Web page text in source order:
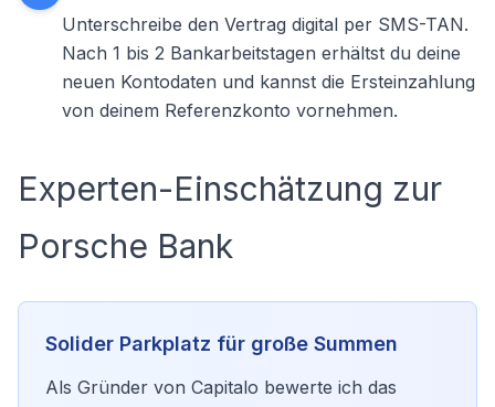
Unterschreibe den Vertrag digital per SMS-TAN.
Nach 1 bis 2 Bankarbeitstagen erhältst du deine
neuen Kontodaten und kannst die Ersteinzahlung
von deinem Referenzkonto vornehmen.
Experten-Einschätzung zur
Porsche Bank
Solider Parkplatz für große Summen
Als Gründer von Capitalo bewerte ich das